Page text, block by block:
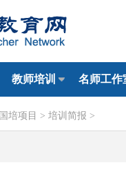
教师培训 名师工作
国培项目 > 培训简报 >